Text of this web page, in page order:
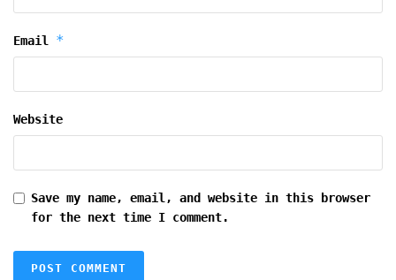
Email *
Website
Save my name, email, and website in this browser
for the next time I comment.